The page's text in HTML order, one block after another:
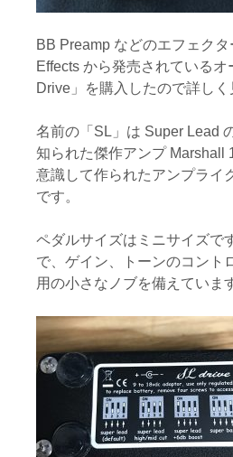
BB Preamp などのエフェク
Effects から発売されている
Drive」を購入したので詳しく
名前の「SL」は Super Lead
知られた傑作アンプ Marshall
意識して作られたアンプライ
です。
ペダルサイズはミニサイズで
で、ゲイン、トーンのコント
用の小さなノブを備えていま